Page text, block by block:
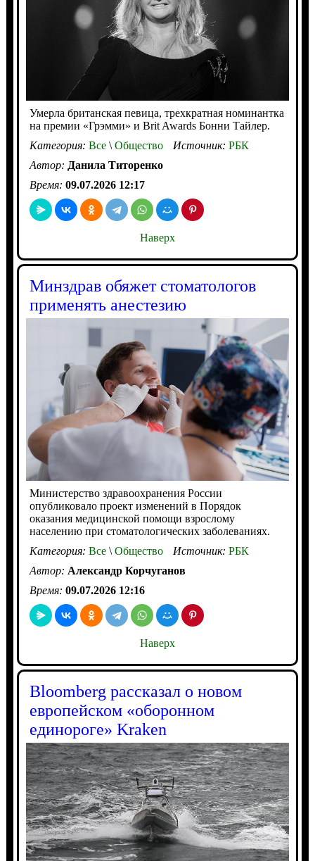
Умерла британская певица, трехкратная номинантка
на премии «Грэмми» и Brit Awards Бонни Тайлер.
Категория: Все\Общество Источник: РБК
Автор: Данила Титоренко
Время: 09.07.2026 12:17
Наверх
Минздрав обяжет стоматологов
применять анестезию
Министерство здравоохранения России
опубликовало проект изменений в Порядок
оказания медицинской помощи взрослому
населению при стоматологических заболеваниях.
Категория: Все\Общество Источник: РБК
Автор: Александр Корчуганов
Время: 09.07.2026 12:16
Наверх
Bloomberg рассказал о новом
европейском «оборонном
единороге» Kraken